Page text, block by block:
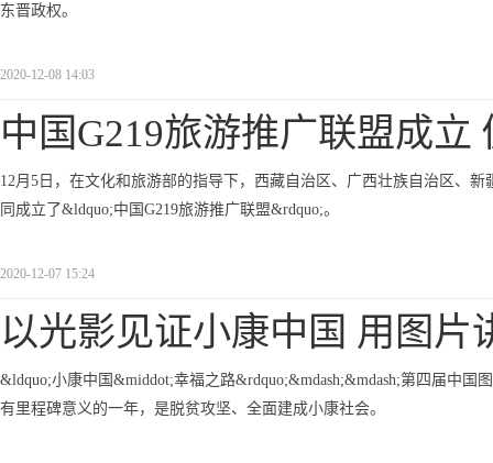
东晋政权。
2020-12-08 14:03
中国G219旅游推广联盟成立
12月5日，在文化和旅游部的指导下，西藏自治区、广西壮族自治区、
同成立了&ldquo;中国G219旅游推广联盟&rdquo;。
2020-12-07 15:24
以光影见证小康中国 用图片
&ldquo;小康中国&middot;幸福之路&rdquo;&mdash;&mdash;第四届中
有里程碑意义的一年，是脱贫攻坚、全面建成小康社会。